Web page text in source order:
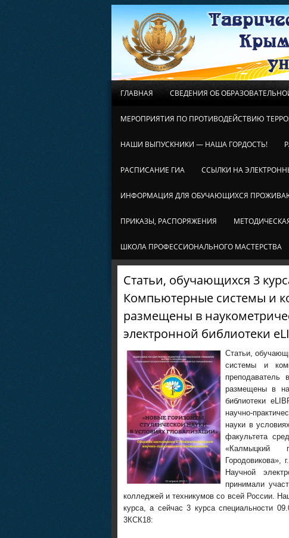
ГЛАВНАЯ СВЕДЕНИЯ ОБ
МЕРОПРИЯТИЯ ПО ПРОТИВОДЕЙСТВИЮ
НАШИ ВЫПУСКНИКИ — НАША ГОРДОСТЬ!
РАСПИСАНИЕ ГИА ССЫЛКИ НА
ИНФОРМАЦИЯ ДЛЯ ОБУЧАЮЩИХСЯ
ПРИКАЗЫ, РАСПОРЯЖЕНИЯ
ШКОЛА ПРОФЕССИОНАЛЬНОГО МАСТЕРСТВА
Статьи, обучающихся 3
Компьютерные системы и
размещены в
электронной библиотеки
Статьи,
системы и
преподаватель
размещены в
библиотеки
научно-
науки в
факультета
«Калмыцкий
Городовикова»,
Научной
принимали
колледжей и техникумов со всей России.
курса, а сейчас 3 курса специальности
3КСК18: